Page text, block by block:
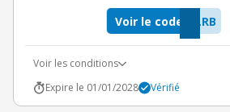
LRB
Voir le code
Voir les conditions
Expire le 01/01/2028
Vérifié